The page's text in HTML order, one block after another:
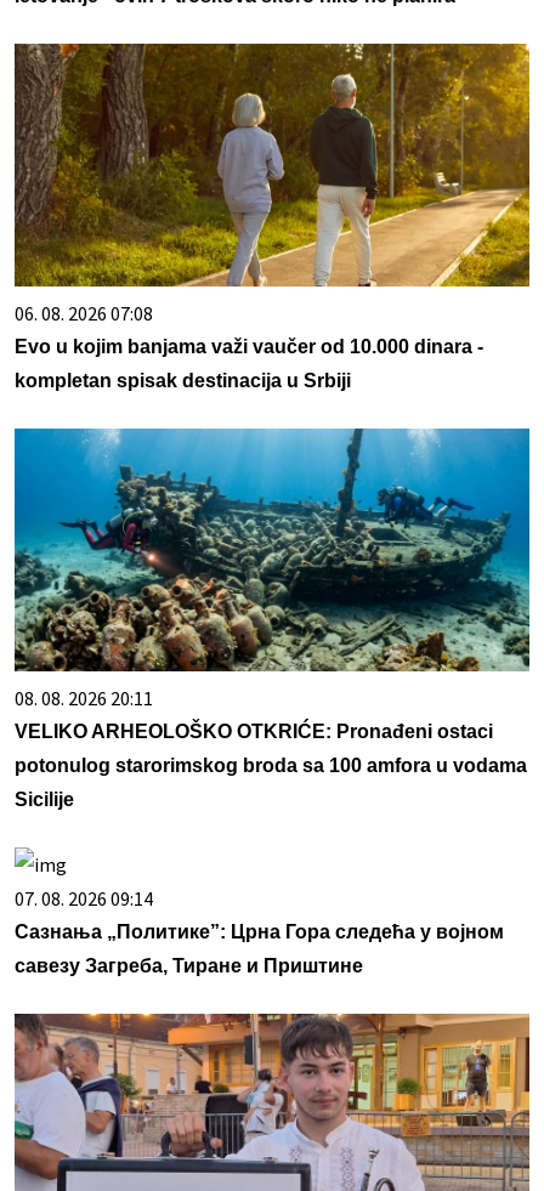
06. 08. 2026 07:08
Evo u kojim banjama važi vaučer od 10.000 dinara -
kompletan spisak destinacija u Srbiji
08. 08. 2026 20:11
VELIKO ARHEOLOŠKO OTKRIĆE: Pronađeni ostaci
potonulog starorimskog broda sa 100 amfora u vodama
Sicilije
07. 08. 2026 09:14
Сазнања „Политике”: Црна Гора следећа у војном
савезу Загреба, Тиране и Приштине